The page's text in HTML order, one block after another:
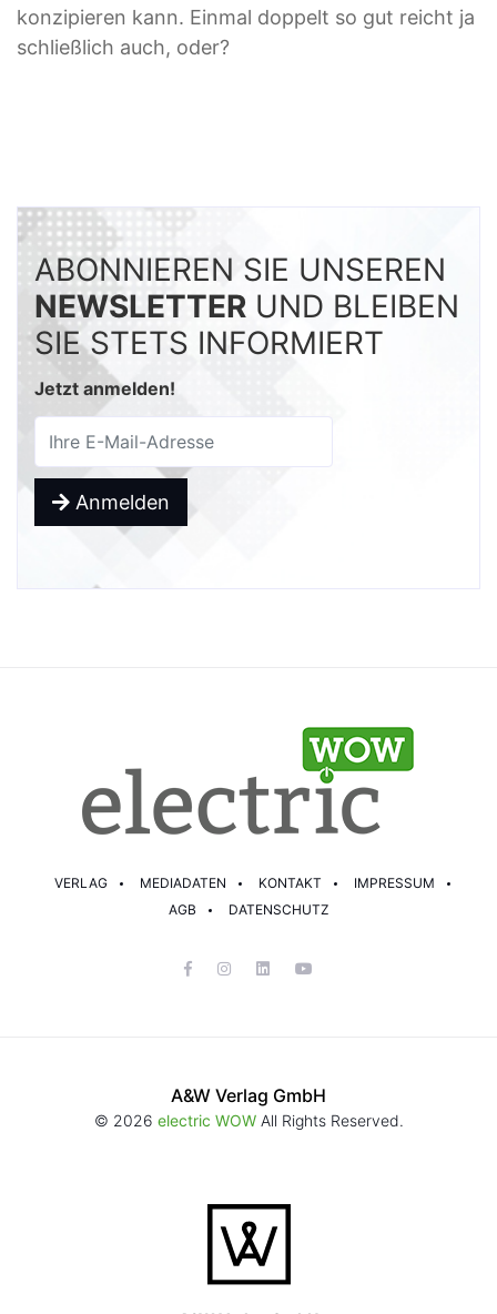
konzipieren kann. Einmal doppelt so gut reicht ja
schließlich auch, oder?
ABONNIEREN SIE UNSEREN
NEWSLETTER UND BLEIBEN
SIE STETS INFORMIERT
Jetzt anmelden!
Anmelden
VERLAG MEDIADATEN KONTAKT
IMPRESSUM
AGB
DATENSCHUTZ
A&W Verlag GmbH
© 2026 electric WOWAll Rights Reserved.